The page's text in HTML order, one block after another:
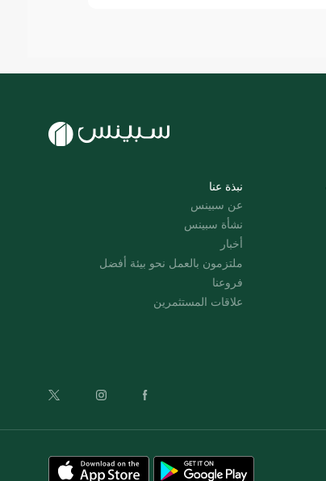
نبذة عنا
عن سبينس
نشأة سبينس
أخبار
ملتزمون بالعمل نحو بيئة أفضل
فروعنا
علاقات المستثمرين